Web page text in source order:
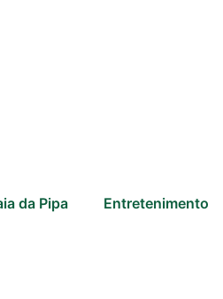
da Pipa Entretenimento